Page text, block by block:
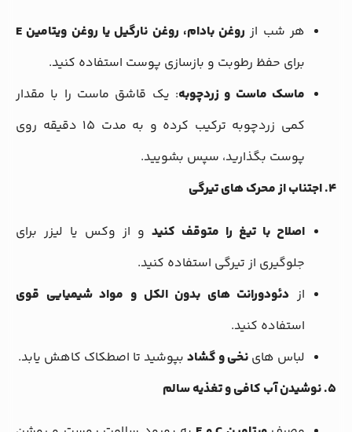
هر شب از روغن بادام، روغن نارگیل یا روغن ویتامین E
برای حفظ رطوبت و بازسازی پوست استفاده کنید.
ماسک ماست و زردچوبه: یک قاشق ماست را با مقدار
کمی زردچوبه ترکیب کرده و به مدت ۱۵ دقیقه روی
پوست بگذارید، سپس بشویید.
۴. اجتناب از محرک های تیرگی
اصلاح با تیغ را متوقف کنید و از وکس یا لیزر برای
جلوگیری از تیرگی استفاده کنید.
از دئودورانت های بدون الکل و مواد شیمیایی قوی
استفاده کنید.
لباس های نخی و گشاد بپوشید تا اصطکاک کاهش یابد.
۵. نوشیدن آب کافی و تغذیه سالم